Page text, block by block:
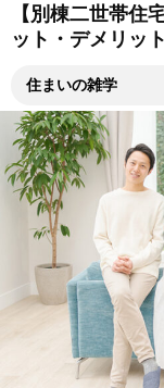
【別棟二世帯住
ット・デメリット
住まいの雑学